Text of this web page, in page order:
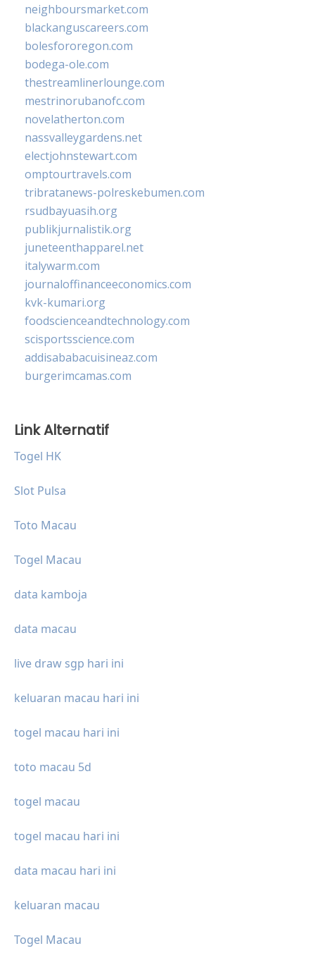
neighboursmarket.com
blackanguscareers.com
bolesfororegon.com
bodega-ole.com
thestreamlinerlounge.com
mestrinorubanofc.com
novelatherton.com
nassvalleygardens.net
electjohnstewart.com
omptourtravels.com
tribratanews-polreskebumen.com
rsudbayuasih.org
publikjurnalistik.org
juneteenthapparel.net
italywarm.com
journaloffinanceeconomics.com
kvk-kumari.org
foodscienceandtechnology.com
scisportsscience.com
addisababacuisineaz.com
burgerimcamas.com
Link Alternatif
Togel HK
Slot Pulsa
Toto Macau
Togel Macau
data kamboja
data macau
live draw sgp hari ini
keluaran macau hari ini
togel macau hari ini
toto macau 5d
togel macau
togel macau hari ini
data macau hari ini
keluaran macau
Togel Macau